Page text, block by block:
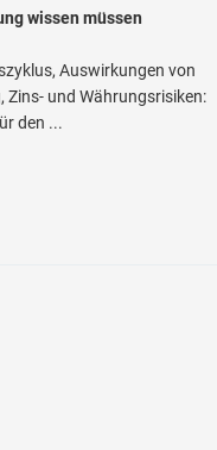
wissen müssen
Auswirkungen von
Zins- und Währungsrisiken:
den ...